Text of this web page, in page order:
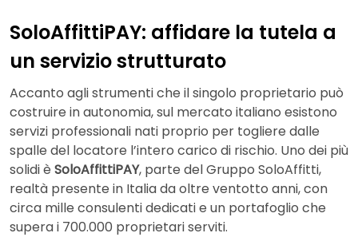
SoloAffittiPAY: affidare la tutela a
un servizio strutturato
Accanto agli strumenti che il singolo proprietario può
costruire in autonomia, sul mercato italiano esistono
servizi professionali nati proprio per togliere dalle
spalle del locatore l’intero carico di rischio. Uno dei più
solidi è SoloAffittiPAY, parte del Gruppo SoloAffitti,
realtà presente in Italia da oltre ventotto anni, con
circa mille consulenti dedicati e un portafoglio che
supera i 700.000 proprietari serviti.